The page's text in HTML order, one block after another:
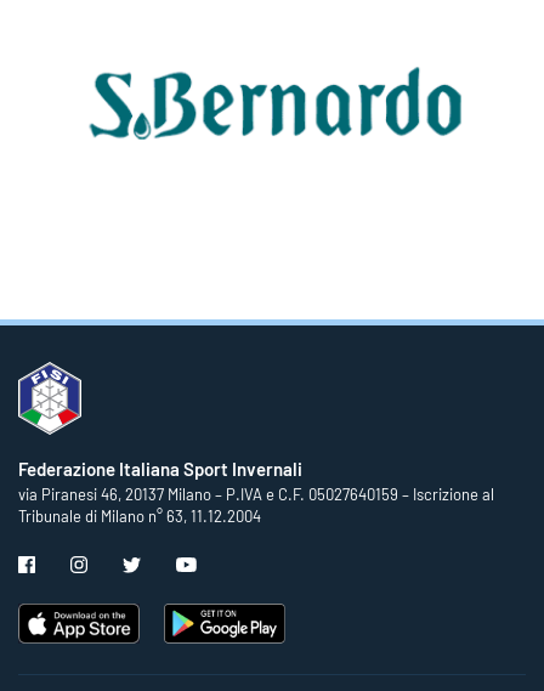
Federazione Italiana Sport Invernali
via Piranesi 46, 20137 Milano – P.IVA e C.F. 05027640159 – Iscrizione al
Tribunale di Milano n° 63, 11.12.2004